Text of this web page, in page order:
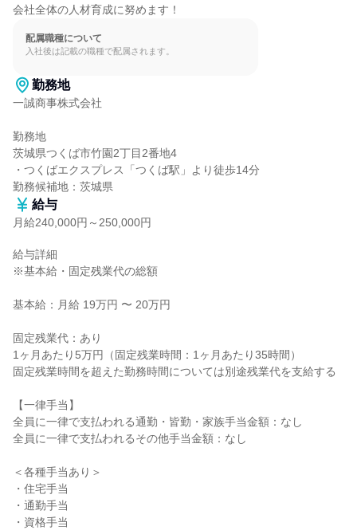
会社全体の人材育成に努めます！
配属職種について
入社後は記載の職種で配属されます。
勤務地
一誠商事株式会社
勤務地
茨城県つくば市竹園2丁目2番地4
・つくばエクスプレス「つくば駅」より徒歩14分
勤務候補地：茨城県
給与
月給240,000円～250,000円
給与詳細
※基本給・固定残業代の総額
基本給：月給 19万円 〜 20万円
固定残業代：あり
1ヶ月あたり5万円（固定残業時間：1ヶ月あたり35時間）
固定残業時間を超えた勤務時間については別途残業代を支給する
【一律手当】
全員に一律で支払われる通勤・皆勤・家族手当金額：なし
全員に一律で支払われるその他手当金額：なし
＜各種手当あり＞
・住宅手当
・通勤手当
・資格手当